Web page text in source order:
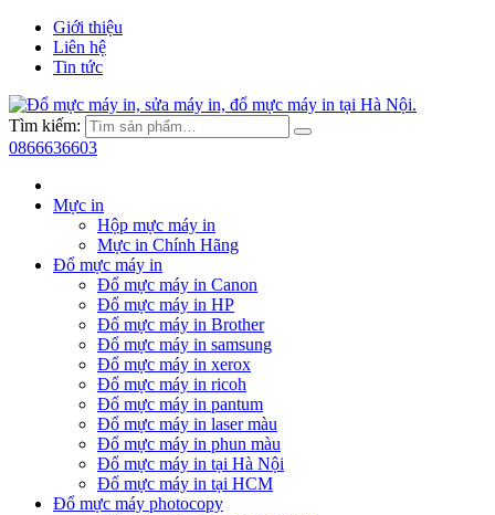
Giới thiệu
Liên hệ
Tin tức
Tìm kiếm:
0866636603
Mực in
Hộp mực máy in
Mực in Chính Hãng
Đổ mực máy in
Đổ mực máy in Canon
Đổ mực máy in HP
Đổ mực máy in Brother
Đổ mực máy in samsung
Đổ mực máy in xerox
Đổ mực máy in ricoh
Đổ mực máy in pantum
Đổ mực máy in laser màu
Đổ mực máy in phun màu
Đổ mực máy in tại Hà Nội
Đổ mực máy in tại HCM
Đổ mực máy photocopy